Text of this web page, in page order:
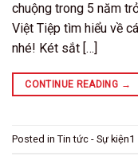
chuộng trong 5 năm
Việt Tiệp tìm hiểu về
nhé! Két sắt […]
CONTINUE READING →
Posted in Tin tức - Sự kiện1